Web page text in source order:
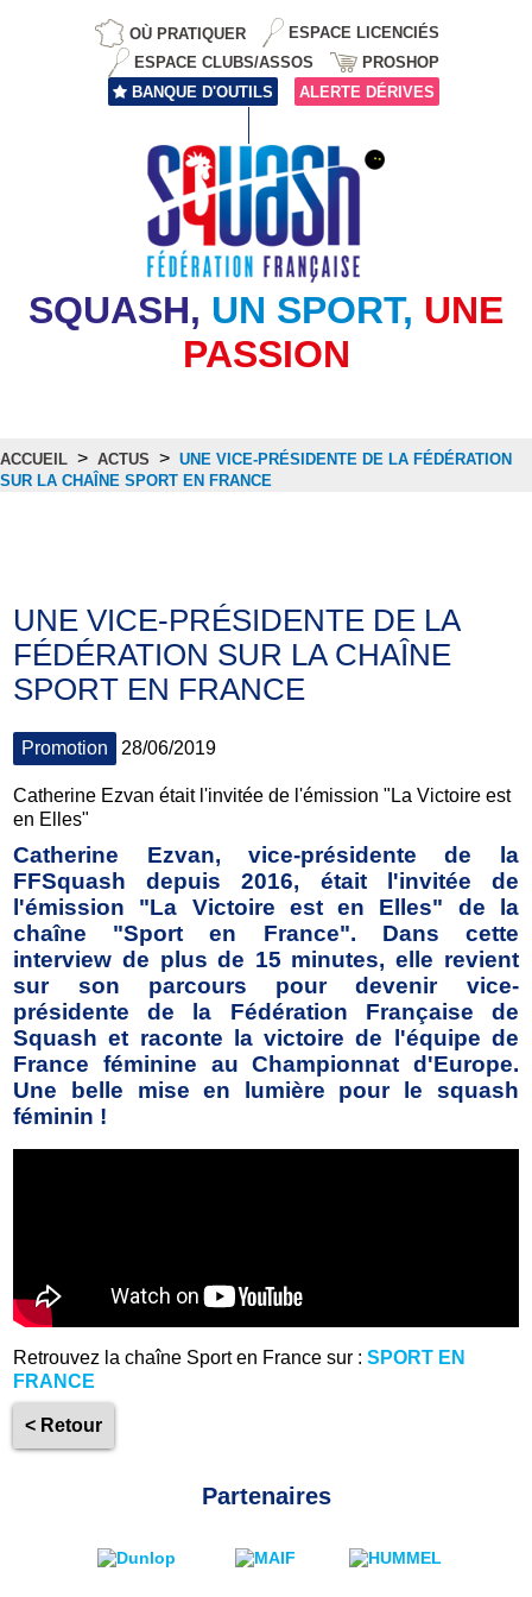
OÙ PRATIQUER
ESPACE LICENCIÉS
ESPACE CLUBS/ASSOS
PROSHOP
BANQUE D'OUTILS
ALERTE DÉRIVES
SQUASH, UN SPORT, UNE
PASSION
ACCUEIL > ACTUS > UNE VICE-PRÉSIDENTE DE LA FÉDÉRATION
SUR LA CHAÎNE SPORT EN FRANCE
UNE VICE-PRÉSIDENTE DE LA
FÉDÉRATION SUR LA CHAÎNE
SPORT EN FRANCE
Promotion 28/06/2019
Catherine Ezvan était l'invitée de l'émission "La Victoire est
en Elles"
Catherine Ezvan, vice-présidente de la
FFSquash depuis 2016, était l'invitée de
l'émission "La Victoire est en Elles" de la
chaîne "Sport en France". Dans cette
interview de plus de 15 minutes, elle revient
sur son parcours pour devenir vice-
présidente de la Fédération Française de
Squash et raconte la victoire de l'équipe de
France féminine au Championnat d'Europe.
Une belle mise en lumière pour le squash
féminin !
Retrouvez la chaîne Sport en France sur :SPORT EN
FRANCE
< Retour
Partenaires